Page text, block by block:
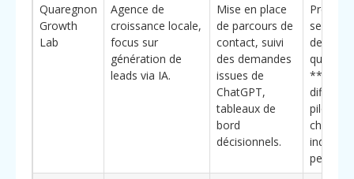
Quaregnon
Growth
Lab
Agence de
croissance locale,
focus sur
génération de
leads via IA.
Mise en place
de parcours de
contact, suivi
des demandes
issues de
ChatGPT,
tableaux de
bord
décisionnels.
service
des
qualifiés.
pilotage